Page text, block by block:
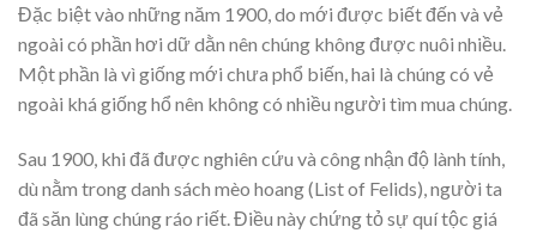
Đặc biệt vào những năm 1900, do mới được biết đến và vẻ
ngoài có phần hơi dữ dằn nên chúng không được nuôi nhiều.
Một phần là vì giống mới chưa phổ biến, hai là chúng có vẻ
ngoài khá giống hổ nên không có nhiều người tìm mua chúng.
Sau 1900, khi đã được nghiên cứu và công nhận độ lành tính,
dù nằm trong danh sách mèo hoang (List of Felids), người ta
đã săn lùng chúng ráo riết. Điều này chứng tỏ sự quí tộc giá